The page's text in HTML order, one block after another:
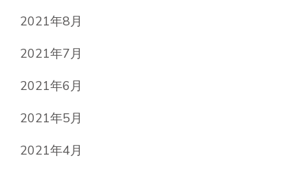
2021年8月
2021年7月
2021年6月
2021年5月
2021年4月